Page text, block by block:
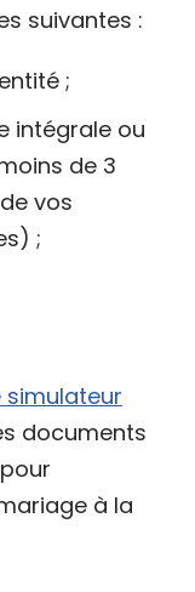
suivantes :
;
intégrale ou
de 3
vos
;
simulateur
documents
à la